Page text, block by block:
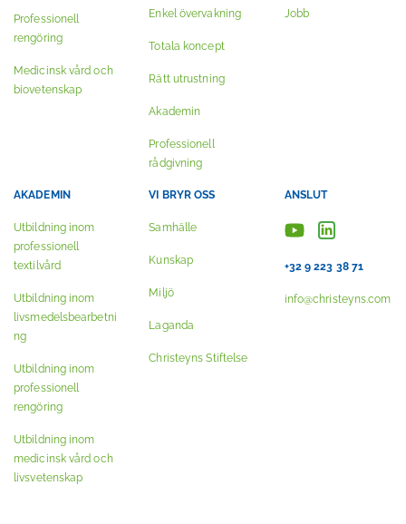
Professionell
rengöring
Medicinsk vård och
biovetenskap
Enkel övervakning
Totala koncept
Rätt utrustning
Akademin
Professionell
rådgivning
Jobb
AKADEMIN
Utbildning inom
professionell
textilvård
Utbildning inom
livsmedelsbearbetni
ng
Utbildning inom
professionell
rengöring
Utbildning inom
medicinsk vård och
livsvetenskap
VI BRYR OSS
Samhälle
Kunskap
Miljö
Laganda
Christeyns Stiftelse
ANSLUT
+32 9 223 38 71
info@christeyns.com